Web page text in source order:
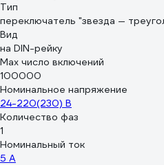
Тип
переключатель "звезда —
Вид
на DIN-рейку
Max число включений
100000
Номинальное напряжение
24-220(230) В
Количество фаз
1
Номинальный ток
5 А